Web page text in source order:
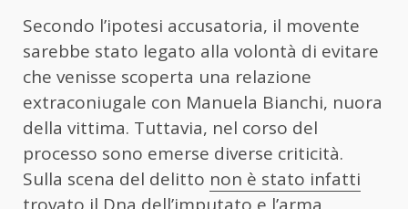
Secondo l’ipotesi accusatoria, il movente
sarebbe stato legato alla volontà di evitare
che venisse scoperta una relazione
extraconiugale con Manuela Bianchi, nuora
della vittima. Tuttavia, nel corso del
processo sono emerse diverse criticità.
Sulla scena del delitto non è stato infatti